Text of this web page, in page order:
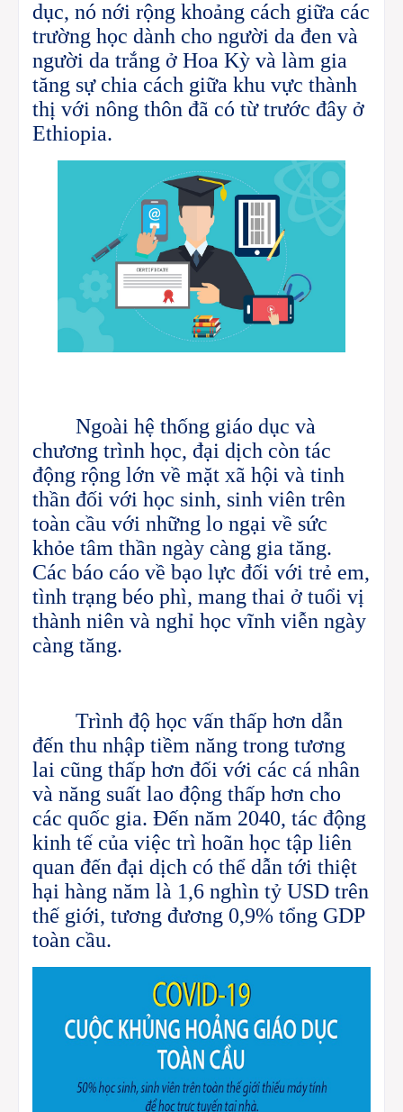
dục, nó nới rộng khoảng cách giữa các
trường học dành cho người da đen và
người da trắng ở Hoa Kỳ và làm gia
tăng sự chia cách giữa khu vực thành
thị với nông thôn đã có từ trước đây ở
Ethiopia.
Ngoài hệ thống giáo dục và
chương trình học, đại dịch còn tác
động rộng lớn về mặt xã hội và tinh
thần đối với học sinh, sinh viên trên
toàn cầu với những lo ngại về sức
khỏe tâm thần ngày càng gia tăng.
Các báo cáo về bạo lực đối với trẻ em,
tình trạng béo phì, mang thai ở tuổi vị
thành niên và nghỉ học vĩnh viễn ngày
càng tăng.
Trình độ học vấn thấp hơn dẫn
đến thu nhập tiềm năng trong tương
lai cũng thấp hơn đối với các cá nhân
và năng suất lao động thấp hơn cho
các quốc gia. Đến năm 2040, tác động
kinh tế của việc trì hoãn học tập liên
quan đến đại dịch có thể dẫn tới thiệt
hại hàng năm là 1,6 nghìn tỷ USD trên
thế giới, tương đương 0,9% tổng GDP
toàn cầu.